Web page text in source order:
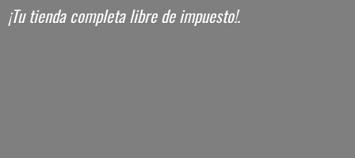
¡Tu tienda completa librede impuesto!.